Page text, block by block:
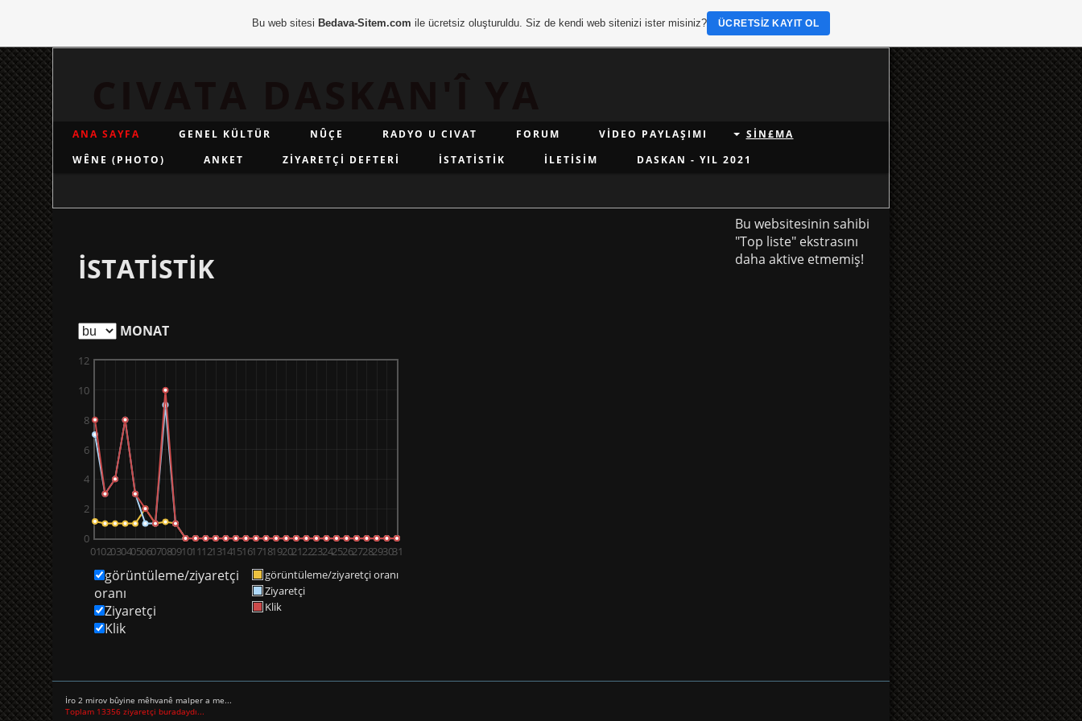
ANA SAYFA GENEL KÜLTÜR NÛÇE RADYO U CIVAT FORUM VİDEO PAYLAŞIMI
SİN£MA
WÊNE (PHOTO)
ANKET ZİYARETÇİ DEFTERİ İSTATİSTİK İLETİSİM DASKAN - YIL 2021
İSTATİSTİK
MONAT
01020304050607080910111213141516171819202122232425262728293031
0
2
4
6
8
10
12
görüntüleme/ziyaretçi oranı
Ziyaretçi
Klik
görüntüleme/ziyaretçi
oranı
Ziyaretçi
Klik
Bu websitesinin sahibi
"Top liste" ekstrasını
daha aktive etmemiş!
İro 2 mirov bûyine mêhvanê malper a me...
Toplam 13356 ziyaretçi buradaydı...
Bu web sitesi Bedava-Sitem.com ile ücretsiz oluşturuldu. Siz de kendi web sitenizi ister misiniz? ÜCRETSIZ KAYIT OL